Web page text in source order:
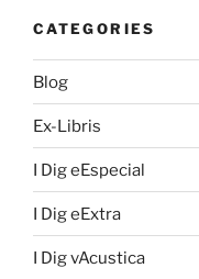
CATEGORIES
Blog
Ex-Libris
I Dig eEspecial
I Dig eExtra
I Dig vAcustica